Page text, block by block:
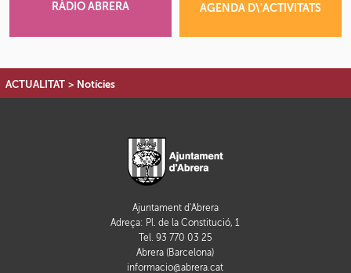
RÀDIO ABRERA AGENDA D\'ACTIVITATS
ACTUALITAT > Notícies
Ajuntament d'Abrera
Adreça: Pl. de la Constitució, 1
Tel. 93 770 03 25
Abrera (Barcelona)
informacio@abrera.cat